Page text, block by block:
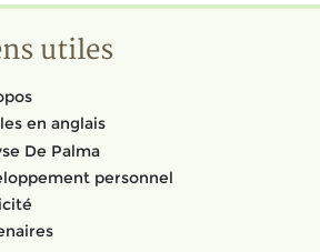
utiles
en anglais
De Palma
personnel